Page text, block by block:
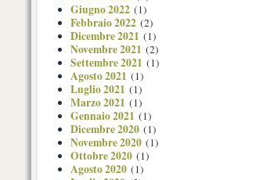
Giugno 2022 (1)
Febbraio 2022 (2)
Dicembre 2021 (1)
Novembre 2021 (2)
Settembre 2021 (1)
Agosto 2021 (1)
Luglio 2021 (1)
Marzo 2021 (1)
Gennaio 2021 (1)
Dicembre 2020 (1)
Novembre 2020 (1)
Ottobre 2020 (1)
Agosto 2020 (1)